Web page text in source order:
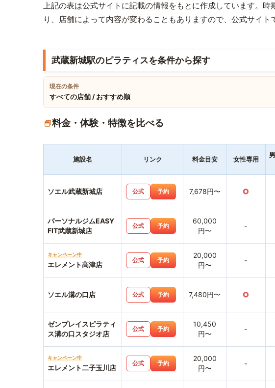
上記の表は公式サイトに記載の情報をもとに作成しています。
り、店舗によって内容が変わることもありますので、公式サイト
武蔵新城駅のピラティスを条件から探す
現在の条件
すべての店舗 / おすすめ順
料金・体験・特徴を比べる
施設名 リンク 料金目安 女性専用
ソエル武蔵新城店 公式 予約 7,678円〜 ○
パーソナルジムEASY
FIT武蔵新城店
公式 予約
60,000
円〜
-
キャンペーン中
エレメント高津店
公式 予約
20,000
円〜
-
ソエル溝の口店 公式 予約 7,480円〜 ○
ゼンプレイスピラティ
ス溝の口スタジオ店
公式 予約
10,450
円〜
-
キャンペーン中
エレメント二子玉川店
公式 予約
20,000
円〜
-